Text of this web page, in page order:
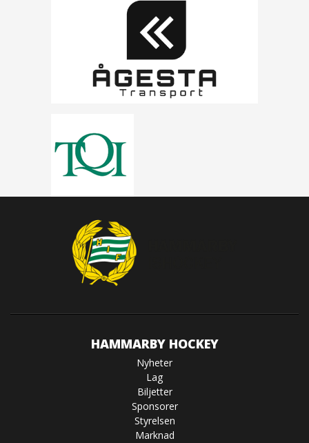
HAMMARBY HOCKEY
Nyheter
Lag
Biljetter
Sponsorer
Styrelsen
Marknad